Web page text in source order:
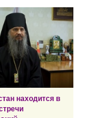
находится в